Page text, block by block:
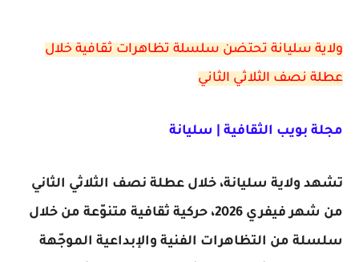
ولاية سليانة تحتضن سلسلة تظاهرات ثقافية خلال
عطلة نصف الثلاثي الثاني
مجلة بويب الثقافية | سليانة
تشهد ولاية سليانة، خلال عطلة نصف الثلاثي الثاني
من شهر فيفري 2026، حركية ثقافية متنوّعة من خلال
سلسلة من التظاهرات الفنية والإبداعية الموجّهة